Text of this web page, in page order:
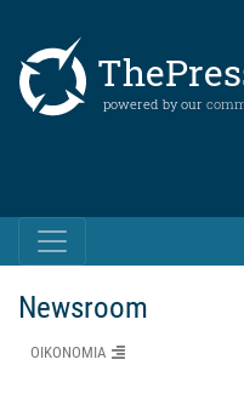
powered by our
Newsroom
ΟΙΚΟΝΟΜΙΑ